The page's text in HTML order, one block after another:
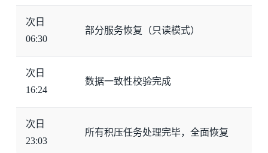
次日
06:30
部分服务恢复（只读模式）
次日
16:24
数据一致性校验完成
次日
23:03
所有积压任务处理完毕，全面恢复